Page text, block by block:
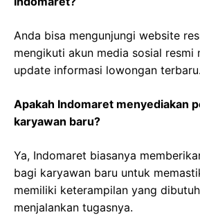
Anda bisa mengunjungi website
mengikuti akun media sosial resmi
update informasi lowongan terbaru.
Apakah Indomaret menyediakan
karyawan baru?
Ya, Indomaret biasanya
bagi karyawan baru untuk
memiliki keterampilan yang
menjalankan tugasnya.